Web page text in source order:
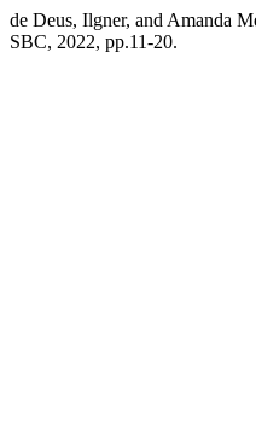
de Deus, Ilgner, and Amanda
SBC, 2022, pp.11-20.